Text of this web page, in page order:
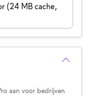
(24 MB cache,
aan voor bedrijven